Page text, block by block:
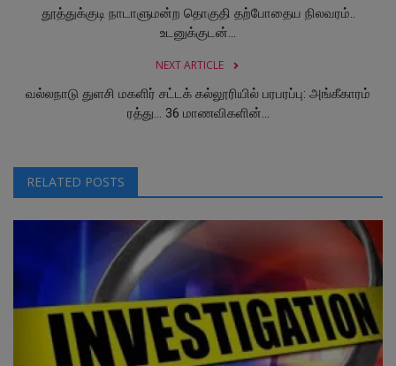
தூத்துக்குடி நாடாளுமன்ற தொகுதி தற்போதைய நிலவரம்..
உடனுக்குடன்...
NEXT ARTICLE
வல்லநாடு துளசி மகளிர் சட்டக் கல்லூரியில் பரபரப்பு: அங்கீகாரம்
ரத்து... 36 மாணவிகளின்...
RELATED POSTS